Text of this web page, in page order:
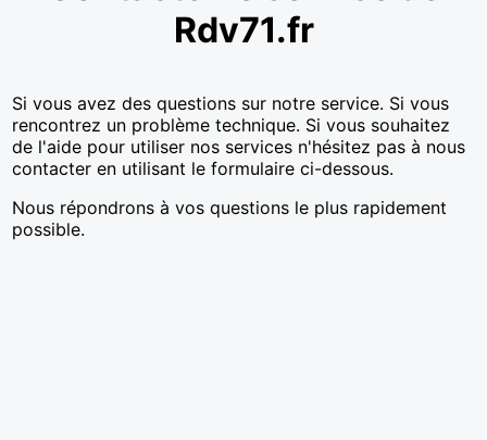
Rdv71.fr
Si vous avez des questions sur notre service. Si vous
rencontrez un problème technique. Si vous souhaitez
de l'aide pour utiliser nos services n'hésitez pas à nous
contacter en utilisant le formulaire ci-dessous.
Nous répondrons à vos questions le plus rapidement
possible.